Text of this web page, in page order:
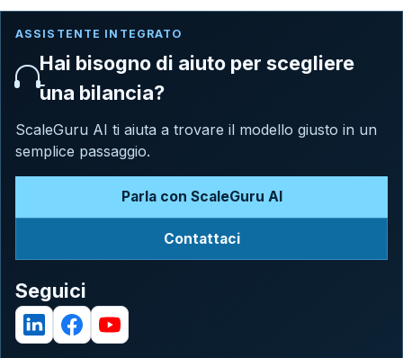
ASSISTENTE INTEGRATO
Hai bisogno di aiuto per scegliere
una bilancia?
ScaleGuru AI ti aiuta a trovare il modello giusto in un
semplice passaggio.
Parla con ScaleGuru AI
Contattaci
Seguici